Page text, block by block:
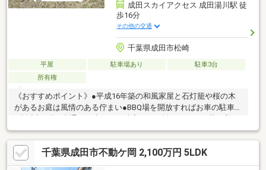
成田スカイアクセス 成田湯川駅 徒
歩16分
その他の交通
千葉県成田市松崎
平屋 駐車場あり
駐車3台
所有権
《おすすめポイント》●平成16年築の和風家屋と石灯籠や桜の木
があるお庭は風情のある佇まい●BBQ場を開放すればお車の駐車も
た静かな環境●裏手に山があり緑豊かな自然をかんじられます●瓦
の屋根や室内のガラス棚などこだわりの詰まった日本家屋です
《東海住宅 成田支店の特徴》●地域密着型だからこそ自信を持っ
て物件をご紹介いたします！本日、明日内覧ご希望の方はお電話
千葉県成田市不動ケ岡 2,100万円 5LDK